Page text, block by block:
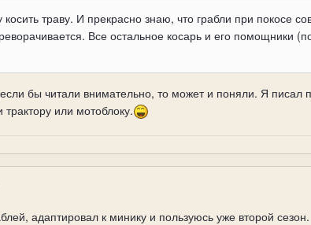
траву. И прекрасно знаю, что грабли при покосе
Все остальное косарь и его
бы читали внимательно, то может и поняли. Я писал
или мотоблоку.
адаптировал к минику и пользуюсь уже второй сезон.